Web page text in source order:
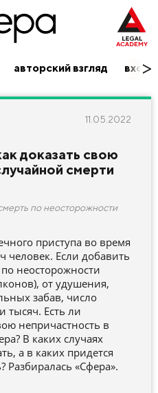
авторский взгляд вход/
11.05.2022
доказать свою
смерти
по неосторожности
приступа во время
человек. Если добавить
по неосторожности
от удушения,
забав, число
тысяч. Есть ли
непричастность в
В каких случаях
а в каких придется
Разбиралась «Сфера».